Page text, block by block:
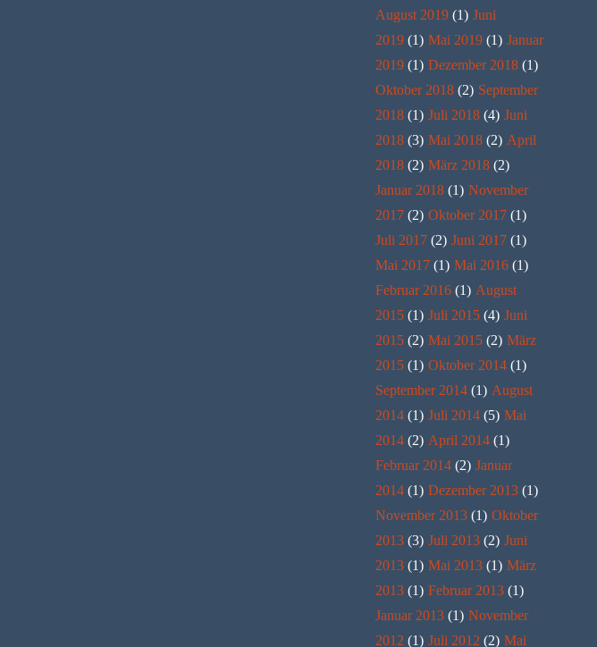
August 2019 (1) Juni
2019 (1) Mai 2019 (1) Januar
2019 (1) Dezember 2018 (1)
Oktober 2018 (2) September
2018 (1) Juli 2018 (4) Juni
2018 (3) Mai 2018 (2) April
2018 (2) März 2018 (2)
Januar 2018 (1) November
2017 (2) Oktober 2017 (1)
Juli 2017 (2) Juni 2017 (1)
Mai 2017 (1) Mai 2016 (1)
Februar 2016 (1) August
2015 (1) Juli 2015 (4) Juni
2015 (2) Mai 2015 (2) März
2015 (1) Oktober 2014 (1)
September 2014 (1) August
2014 (1) Juli 2014 (5) Mai
2014 (2) April 2014 (1)
Februar 2014 (2) Januar
2014 (1) Dezember 2013 (1)
November 2013 (1) Oktober
2013 (3) Juli 2013 (2) Juni
2013 (1) Mai 2013 (1) März
2013 (1) Februar 2013 (1)
Januar 2013 (1) November
2012 (1) Juli 2012 (2) Mai